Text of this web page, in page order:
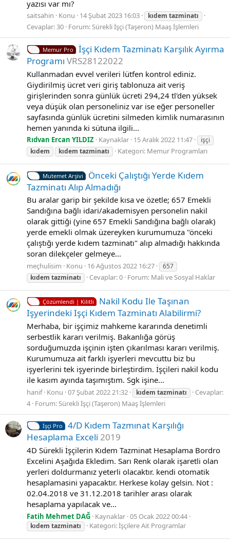
yazısı var mı?
saitsahin Konu 14 Şubat 2023 16:03 kıdem tazminatı
Cevaplar: 30 Forum:Sürekli İşçi (Taşeron) Maaş İşlemleri
Memur Pro
İşçi Kıdem Tazminatı Karşılık Ayırma
Programı VRS28122022
Kullanmadan evvel verileri lütfen kontrol ediniz.
Giydirilmiş ücret veri giriş tablonuza ait veriş
girişlerinden sonra günlük ücreti 294,24 tl'den yüksek
veya düşük olan personeliniz var ise eğer personeller
sayfasında günlük ücretini silmeden kimlik numarasının
hemen yanında ki sütuna ilgili...
Rıdvan Ercan YILDIZ Kaynaklar 15 Aralık 2022 11:47
işçi
kıdem
kıdem tazminatı Kategori: Memur Programları
Mutemet Arşivi
Önceki Çalıştığı Yerde Kıdem
Tazminatı Alıp Almadığı
Bu aralar garip bir şekilde kısa ve özetle; 657 Emekli
Sandığına bağlı idari/akademisyen personelin nakil
olarak gittiği (yine 657 Emekli Sandığına bağlı olarak)
yerde emekli olmak üzereyken kurumumuza "önceki
çalıştığı yerde kıdem tazminatı" alıp almadığı hakkında
soran dilekçeler gelmeye...
meçhulisim Konu 16 Ağustos 2022 16:27
657
kıdem tazminatı Cevaplar: 0 Forum: Mali ve Sosyal Haklar
Çözümlendi | Kilitli
Nakil Kodu Ile Taşınan
Işyerindeki Işçi Kıdem Tazminatı Alabilirmi?
Merhaba, bir işçimiz mahkeme kararında denetimli
serbestlik kararı verilmiş. Bakanlığa görüş
sorduğumuzda işçinin işten çıkarılması kararı verilmiş.
Kurumumuza ait farklı işyerleri mevcuttu biz bu
işyerlerini tek işyerinde birleştirdim. İşçileri nakil kodu
ile kasım ayında taşımıştım. Sgk işine...
hanif Konu 07 Şubat 2022 21:32 kıdem tazminatı
Cevaplar:
4 Forum:Sürekli İşçi (Taşeron) Maaş İşlemleri
İşçi Pro
4/D Kıdem Tazmınat Karşılığı
Hesaplama Exceli 2019
4D Sürekli İşçilerin Kıdem Tazminat Hesaplama Bordro
Excelini Aşağıda Ekledim. Sarı Renk olarak işaretli olan
yerleri doldurmanız yeterli olacaktır. kendi otomatik
hesaplamasini yapacaktır. Herkese kolay gelsin. Not :
02.04.2018 ve 31.12.2018 tarihler arası olarak
hesaplama yapılacak ve...
Fatih Mehmet DAĞ Kaynaklar 05 Ocak 2022 00:44
kıdem tazminatı Kategori:İşçilere Ait Programlar